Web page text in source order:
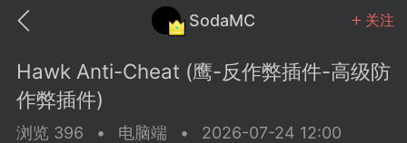
SodaMC 关注
Hawk Anti-Cheat (鹰-反作弊插件-高级防
作弊插件)
浏览 396 • 电脑端 • 2026-07-24 12:00